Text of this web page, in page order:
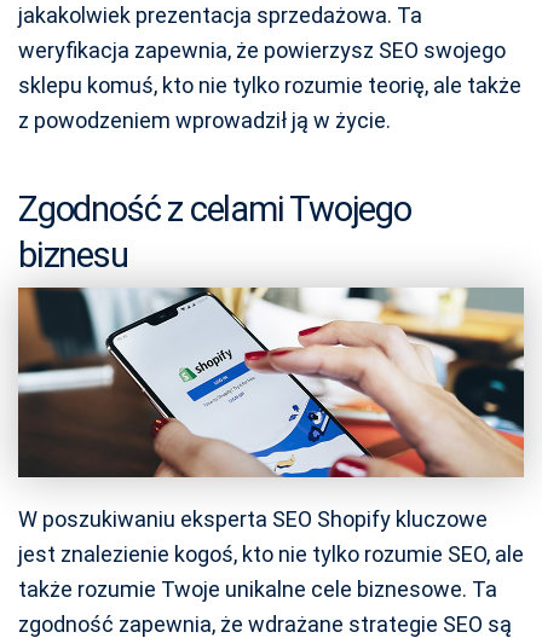
jakakolwiek prezentacja sprzedażowa. Ta
weryfikacja zapewnia, że powierzysz SEO swojego
sklepu komuś, kto nie tylko rozumie teorię, ale także
z powodzeniem wprowadził ją w życie.
Zgodność z celami Twojego
biznesu
W poszukiwaniu eksperta SEO Shopify kluczowe
jest znalezienie kogoś, kto nie tylko rozumie SEO, ale
także rozumie Twoje unikalne cele biznesowe. Ta
zgodność zapewnia, że wdrażane strategie SEO są